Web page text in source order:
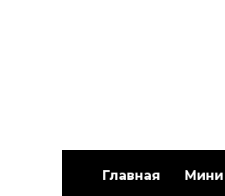
Главная Мини